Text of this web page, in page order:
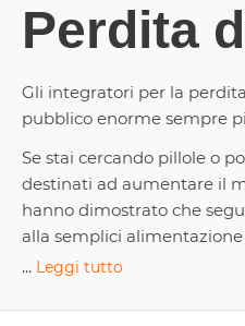
Perdita
Gli integratori per la
pubblico enorme sempre
Se stai cercando pillole o
destinati ad aumentare il
hanno dimostrato che
alla semplici
... Leggi tutto